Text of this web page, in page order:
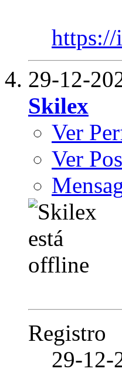
29-12-
Skilex
Ver
Ver
Registro
29-12-